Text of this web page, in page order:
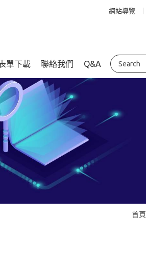
網站導覽
單下載 聯絡我們 Q&A
首頁